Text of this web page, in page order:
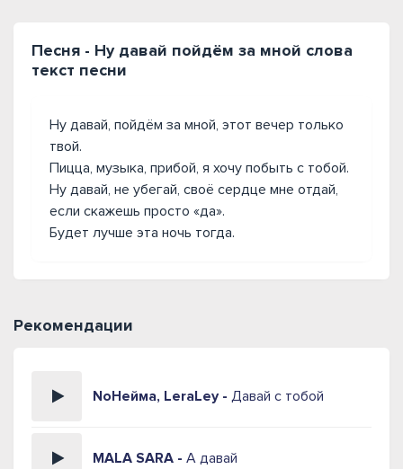
Песня - Ну давай пойдём за мной слова
текст песни
Ну давай, пойдём за мной, этот вечер только
твой.
Пицца, музыка, прибой, я хочу побыть с тобой.
Ну давай, не убегай, своё сердце мне отдай,
если скажешь просто «да».
Будет лучше эта ночь тогда.
Рекомендации
NoНейма, LeraLey - Давай с тобой
MALA SARA - А давай